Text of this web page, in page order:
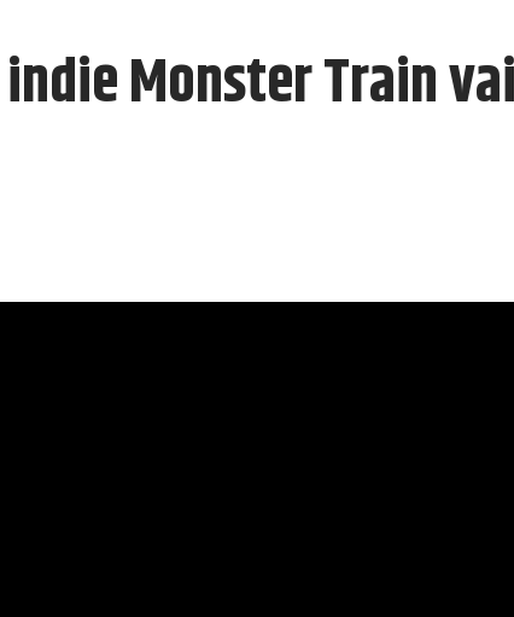
Monster Train